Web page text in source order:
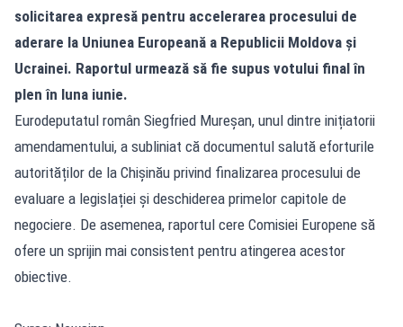
solicitarea expresă pentru accelerarea procesului de
aderare la Uniunea Europeană a Republicii Moldova și
Ucrainei. Raportul urmează să fie supus votului final în
plen în luna iunie.
Eurodeputatul român Siegfried Mureșan, unul dintre inițiatorii
amendamentului, a subliniat că documentul salută eforturile
autorităților de la Chișinău privind finalizarea procesului de
evaluare a legislației și deschiderea primelor capitole de
negociere. De asemenea, raportul cere Comisiei Europene să
ofere un sprijin mai consistent pentru atingerea acestor
obiective.